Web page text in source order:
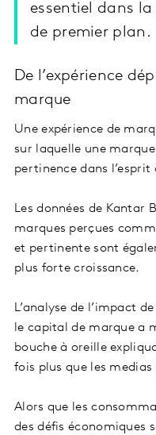
essentiel dans
de premier plan.
De l’expérience
marque
Une expérience de
sur laquelle une
pertinence dans
Les données de Kantar
marques perçues
et pertinente sont
plus forte croissance.
L’analyse de l’impact
le capital de marque a
bouche à oreille
fois plus que les
Alors que les
des défis économiques